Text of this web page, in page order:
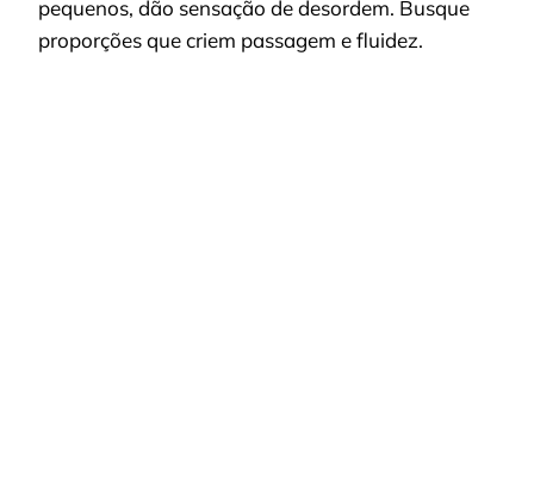
pequenos, dão sensação de desordem. Busque
proporções que criem passagem e fluidez.